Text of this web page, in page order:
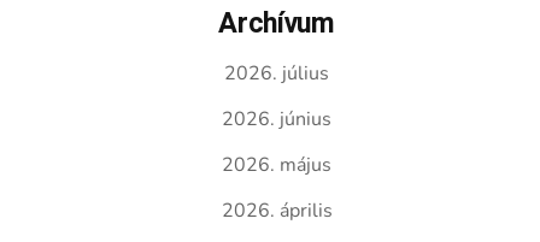
Archívum
2026. július
2026. június
2026. május
2026. április